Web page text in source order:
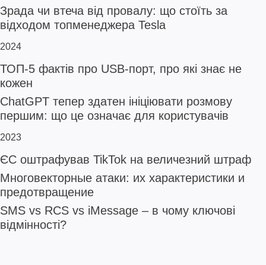
Зрада чи втеча від провалу: що стоїть за
відходом топменеджера Tesla
2024
ТОП-5 фактів про USB-порт, про які знає не
кожен
ChatGPT тепер здатен ініціювати розмову
першим: що це означає для користувачів
2023
ЄС оштрафував TikTok на величезний штраф
Многовекторные атаки: их характеристики и
предотвращение
SMS vs RCS vs iMessage – в чому ключові
відмінності?